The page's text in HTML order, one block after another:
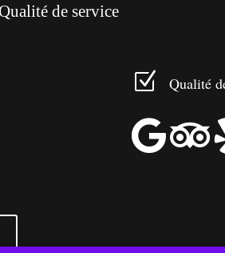
de service
Z Qualité
